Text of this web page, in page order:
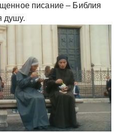
писание – Библия
душу.